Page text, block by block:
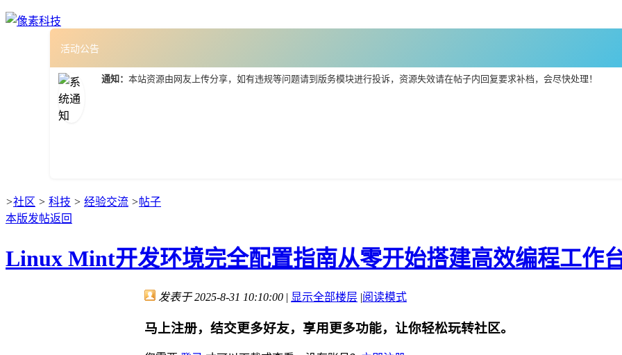
活动公告
通知： 本站资源由网友上传分享，如有违规等问题请到版务模块进行投诉，资源失效请在帖子内回复要求补档，会尽快处理！
>社区 > 科技 > 经验交流 >帖子
本版发帖返回
Linux Mint开发环境完全配置指南从零开始搭建高效编程工作
发表于 2025-8-31 10:10:00 | 显示全部楼层 |阅读模式
马上注册，结交更多好友，享用更多功能，让你轻松玩转社区。